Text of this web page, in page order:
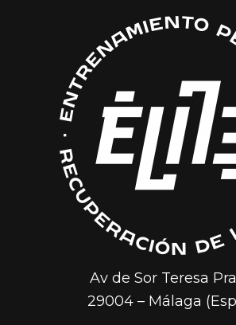
Av de Sor Teresa
29004 – Málaga